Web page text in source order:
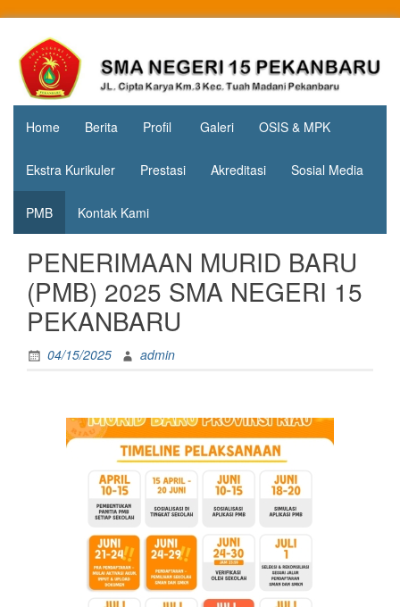
contentSMA
Negeri 15
Pekanbaru
Jl. Cipta
Karya
KM.3, Kec.
Tuah
Madani,
Home Berita Profil Galeri OSIS & MPK
Ekstra Kurikuler Prestasi Akreditasi Sosial Media
PMB Kontak Kami
PENERIMAAN MURID BARU
(PMB) 2025 SMA NEGERI 15
PEKANBARU
04/15/2025 admin